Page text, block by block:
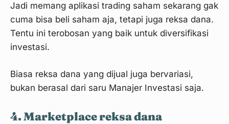
Jadi memang aplikasi trading saham sekarang gak
cuma bisa beli saham aja, tetapi juga reksa dana.
Tentu ini terobosan yang baik untuk diversifikasi
investasi.
Biasa reksa dana yang dijual juga bervariasi,
bukan berasal dari saru Manajer Investasi saja.
4. Marketplace reksa dana